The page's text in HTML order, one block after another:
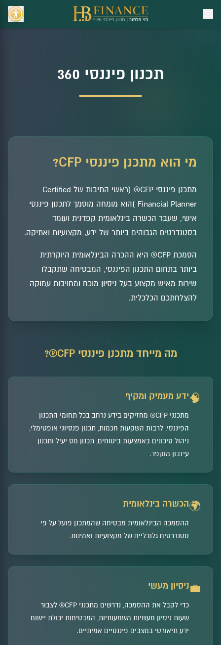
תכנון פיננסי 360
מי הוא מתכנן פיננסי CFP?
מתכנן פיננסי CFP® (ראשי התיבות של Certified
Financial Planner )הוא מומחה מוסמך לתכנון פיננסי
אישי, שעבר הכשרה בינלאומית קפדנית ועומד
בסטנדרטים הגבוהים ביותר של ידע, מקצועיות ואתיקה.
הסמכת CFP® היא ההכרה הבינלאומית היוקרתית
ביותר בתחום התכנון הפיננסי, המבטיחה שתקבלו
שירות מאיש מקצוע בעל ניסיון מוכח ומחויבות עמוקה
להצלחתכם הכלכלית.
מה מייחד מתכנן פיננסי CFP®?
🧠ידע מעמיק ומקיף
מתכנני CFP® מחזיקים בידע נרחב בכל תחומי התכנון
הפיננסי, לרבות השקעות חכמות, תכנון פנסיוני אופטימלי,
ניהול סיכונים באמצעות ביטוחים, תכנון מס יעיל ותכנון
עיזבון מוקפד.
🌍הכשרה בינלאומית
ההסמכה הבינלאומית מבטיחה שהמתכנן פועל על פי
סטנדרטים גלובליים של מקצועיות ואמינות.
💼ניסיון מעשי
כדי לקבל את ההסמכה, נדרשים מתכנני CFP® לצבור
שעות ניסיון מעשיות משמעותיות, המבטיחות יכולת יישום
ידע תיאורטי במצבים פיננסיים אמיתיים.